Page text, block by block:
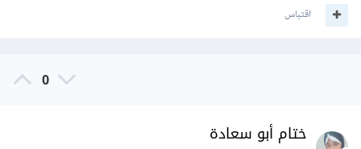
اقتباس
0
ختام أبو سعادة